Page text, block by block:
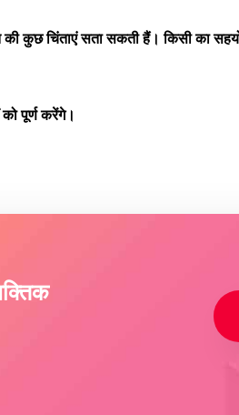
चिंताएं सता सकती हैं। किसी का
पूर्ण करेंगे।